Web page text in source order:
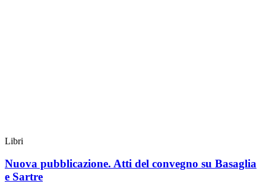
Libri
Nuova pubblicazione. Atti del convegno su Basaglia
e Sartre